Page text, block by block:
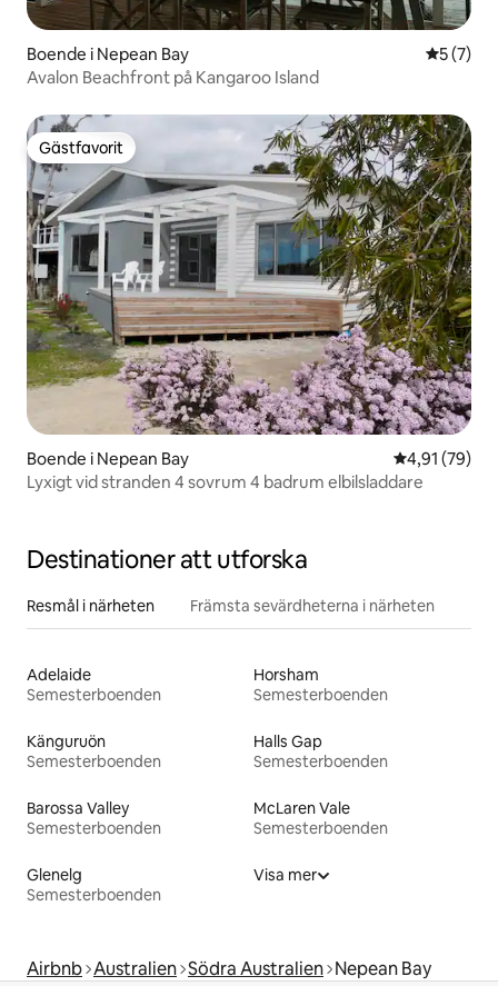
Boende i Nepean Bay 5 av 5 i
5 (7)
Avalon Beachfront på Kangaroo Island
Gästfavorit
Gästfavorit
Boende i Nepean Bay 4,91 av 5 i
4,91 (79)
Lyxigt vid stranden 4 sovrum 4 badrum elbilsladdare
Destinationer att utforska
Resmål i närheten Främsta sevärdheterna i närheten
Adelaide
Semesterboenden
Horsham
Semesterboenden
Känguruön
Semesterboenden
Halls Gap
Semesterboenden
Barossa Valley
Semesterboenden
McLaren Vale
Semesterboenden
Glenelg
Semesterboenden
Visa mer
Airbnb Australien Södra Australien Nepean Bay